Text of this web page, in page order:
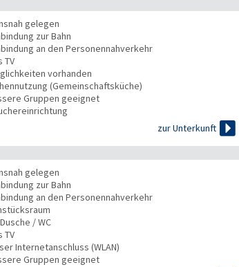
gelegen
zur Bahn
an den Personennahverkehr
TV
vorhanden
(Gemeinschaftsküche)
Gruppen geeignet
zur Unterkunft

gelegen
zur Bahn
an den Personennahverkehr
/ WC
TV
Internetanschluss (WLAN)
Gruppen geeignet